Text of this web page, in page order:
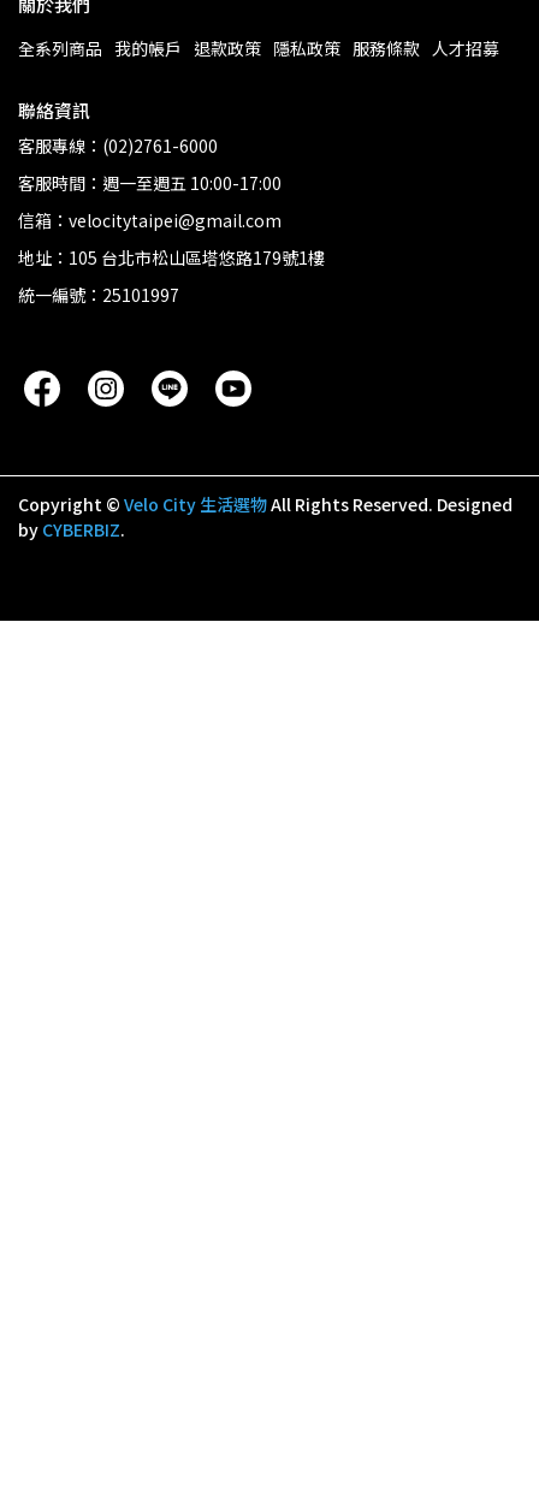
全系列商品 我的帳戶 退款政策 隱私政策 服務條款 人才招募
聯絡資訊
客服專線：(02)2761-6000
客服時間：週一至週五 10:00-17:00
信箱：velocitytaipei@gmail.com
地址：105 台北市松山區塔悠路179號1樓
統一編號：25101997
Copyright © Velo City 生活選物All Rights Reserved. Designed
by CYBERBIZ.